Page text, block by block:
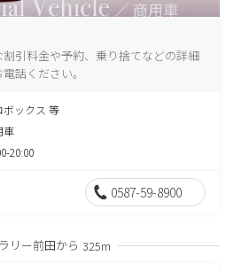
引料金や予約、乗り捨てなどの詳細
話ください。
ボックス 等
車
20:00
0587-59-8900
リー前田から 325m